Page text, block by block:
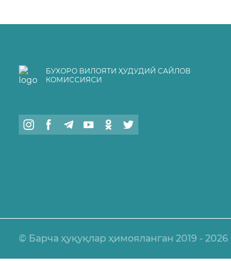
БУХОРО ВИЛОЯТИ ҲУДУДИЙ САЙЛОВ
КОМИССИЯСИ
© Барча ҳуқуқлар ҳимояланган 2019 - 2026